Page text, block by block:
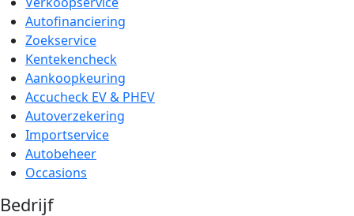
Autofinanciering
Zoekservice
Kentekencheck
Aankoopkeuring
Accucheck EV & PHEV
Autoverzekering
Importservice
Autobeheer
Occasions
Bedrijf